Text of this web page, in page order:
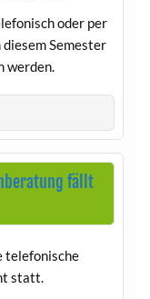
oder per
Semester
werden.
fällt
telefonische
statt.